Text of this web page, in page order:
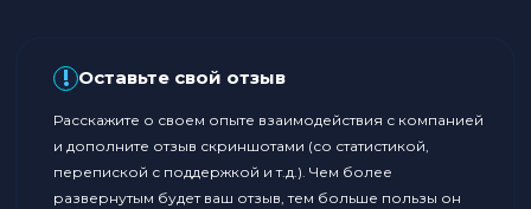
! Оставьте свой отзыв
Расскажите о своем опыте взаимодействия с компанией
и дополните отзыв скриншотами (со статистикой,
перепиской с поддержкой и т.д.). Чем более
развернутым будет ваш отзыв, тем больше пользы он